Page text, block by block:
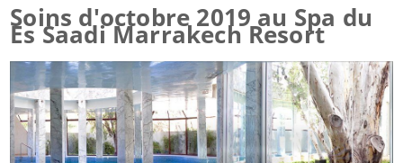
Soins d'octobre 2019 au Spa du
Es Saadi Marrakech Resort